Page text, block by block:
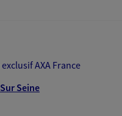
AXA France
Seine